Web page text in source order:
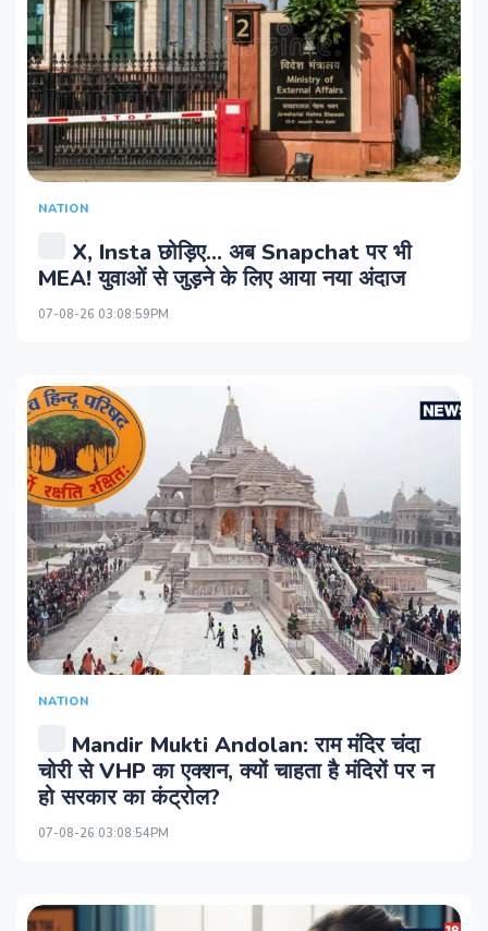
NATION
X, Insta छोड़िए… अब Snapchat पर भी
MEA! युवाओं से जुड़ने के लिए आया नया अंदाज
07-08-26 03:08:59PM
NATION
Mandir Mukti Andolan: राम मंदिर चंदा
चोरी से VHP का एक्शन, क्यों चाहता है मंदिरों पर न
हो सरकार का कंट्रोल?
07-08-26 03:08:54PM